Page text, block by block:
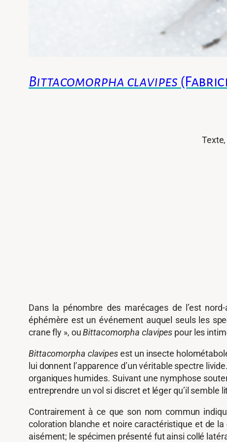
Bittacomorpha clavipes
Dans la pénombre des marécages de l’est
éphémère est un événement auquel seuls les
crane fly », ouBittacomorpha clavipes pour les
Bittacomorpha clavipesest un insecte
lui donnent l’apparence d’un véritable spectre
organiques humides. Suivant une nymphose
entreprendre un vol si discret et léger qu’il semble
Contrairement à ce que son nom commun
coloration blanche et noire caractéristique et de
aisément; le spécimen présenté fut ainsi collé